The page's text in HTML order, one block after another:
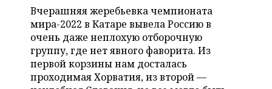
ВУЗЫ ТАТАРСТАНА
КОМУ ПРИНАДЛЕЖАТ
ТОРГОВЫЕ ЦЕНТРЫ
ТАТАРСТАНА
БАНКИ
БЮДЖЕТ
ИНВЕСТИЦИИ
АГРОПРОМ
МАШИНОСТРОЕНИЕ
НЕФТЕХИМИЯ
НОВОСТИ НЕДВИЖИМОСТИ
АВТО
НОВОСТИ АВТО
БИЗНЕС
НОВОСТИ БИЗНЕСА
ТЕХНОЛОГИИ
Вчерашняя жеребьевка чемпионата
мира-2022 в Катаре вывела Россию в
очень даже неплохую отборочную
группу, где нет явного фаворита. Из
первой корзины нам досталась
проходимая Хорватия, из второй —